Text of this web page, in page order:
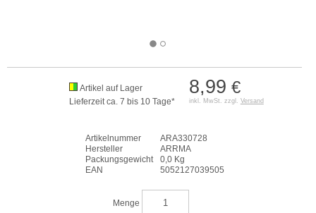
8,99 €
inkl. MwSt. zzgl. Versand
Artikel auf Lager
Lieferzeit ca. 7 bis 10 Tage*
Artikelnummer
ARA330728
Hersteller
ARRMA
Packungsgewicht
0,0 Kg
EAN
5052127039505
Menge